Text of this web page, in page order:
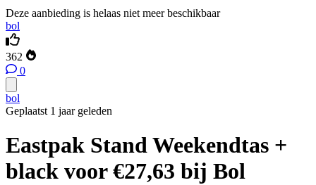
Deze aanbieding is helaas niet meer beschikbaar
bol
362
0
bol
Geplaatst 1 jaar geleden
Eastpak Stand Weekendtas +
black voor €27,63 bij Bol